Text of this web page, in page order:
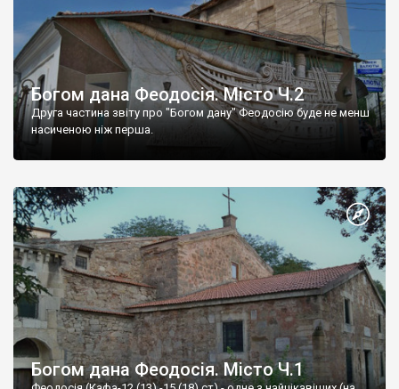
Богом дана Феодосія. Місто Ч.2
Друга частина звіту про "Богом дану" Феодосію буде не менш
насиченою ніж перша.
Богом дана Феодосія. Місто Ч.1